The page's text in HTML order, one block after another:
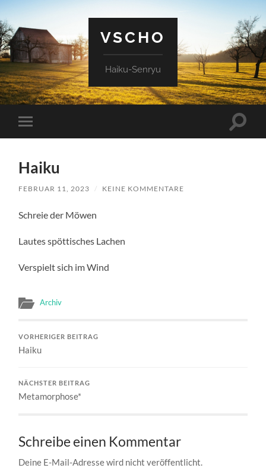
VSCHO
Haiku-Senryu
Mobile-
Menü
Haiku
FEBRUAR 11, 2023 / KEINE KOMMENTARE
Schreie der Möwen
Lautes spöttisches Lachen
Verspielt sich im Wind
Archiv
VORHERIGER BEITRAG
Haiku
NÄCHSTER BEITRAG
Metamorphose*
Schreibe einen Kommentar
Deine E-Mail-Adresse wird nicht veröffentlicht.